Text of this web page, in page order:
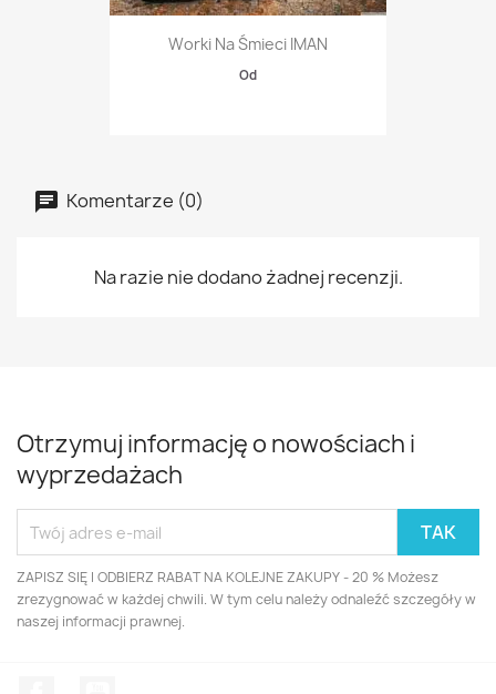
Worki Na Śmieci IMAN
Od
Komentarze (0)
Na razie nie dodano żadnej recenzji.
Otrzymuj informację o nowościach i
wyprzedażach
ZAPISZ SIĘ I ODBIERZ RABAT NA KOLEJNE ZAKUPY - 20 % Możesz
zrezygnować w każdej chwili. W tym celu należy odnaleźć szczegóły w
naszej informacji prawnej.